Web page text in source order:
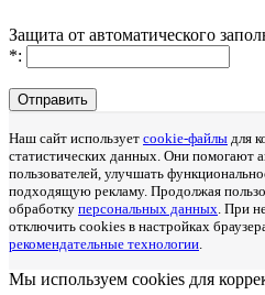
Защита от автоматического
*:
Отправить
Наш сайт использует cookie-файлы для
статистических данных. Они помогают
пользователей, улучшать
подходящую рекламу. Продолжая
обработку персональных данных . При
отключить cookies в настройках
рекомендательные технологии
Мы используем cookies для